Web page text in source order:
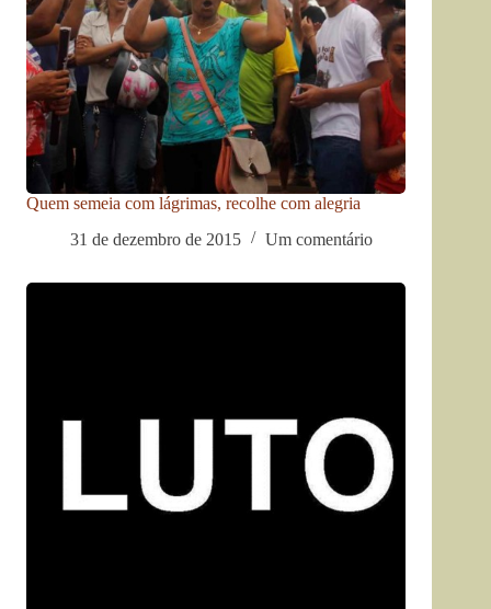
Quem semeia com lágrimas, recolhe com alegria
31 de dezembro de 2015
Um comentário